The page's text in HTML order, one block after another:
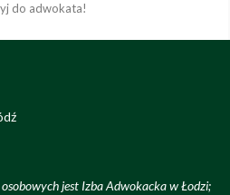
do adwokata!
jest Izba Adwokacka w Łodzi;